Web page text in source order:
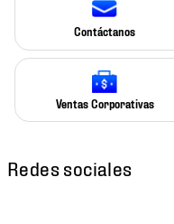
Contáctanos
Ventas Corporativas
Redes sociales